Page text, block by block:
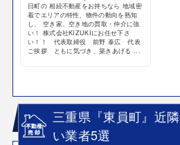
日町の 相続不動産をお持ちなら 地域密
着でエリアの特性、物件の動向を熟知
し、 空き家、空き地の買取・仲介に強
い！ 株式会社KIZUKIにお任せ下さ
い！！ 代表取締役 前野 泰広 代表
ご挨拶 ともに気づき、築きあげる ...
三重県『東員町』近
い業者5選